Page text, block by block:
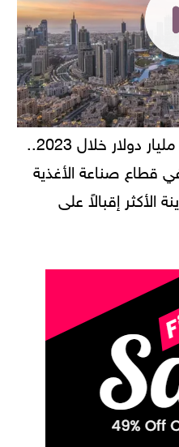
حجم استثمارات يصل لـ 94 مليار دولار خلال 2023..
قطاع صناعة الأغذية
الأكثر إقبالاً على